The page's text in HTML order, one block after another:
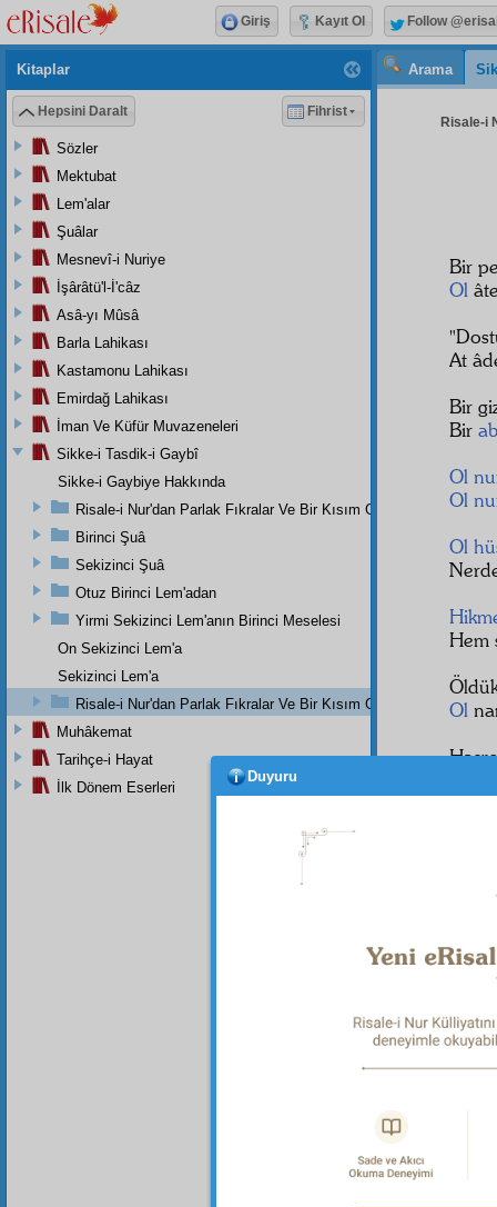
Arama
Risale-i
Bir
Ol
At
Bir
Bir
Ol
Ol
Ol
Hem
Ol
Bir
Kitaplar
Hepsini Daralt Fihrist
Sözler
Mektubat
Lem'alar
Şuâlar
Mesnevî-i Nuriye
İşârâtü'l-İ'câz
Asâ-yı Mûsâ
Barla Lahikası
Kastamonu Lahikası
Emirdağ Lahikası
İman Ve Küfür Muvazeneleri
Sikke-i Tasdik-i Gaybî
Sikke-i Gaybiye Hakkında
Risale-i Nur'dan Parlak Fıkralar Ve Bir Kısım Güzel Mektuplar
Birinci Şuâ
Sekizinci Şuâ
Otuz Birinci Lem'adan
Yirmi Sekizinci Lem'anın Birinci Meselesi
On Sekizinci Lem'a
Sekizinci Lem'a
Risale-i Nur'dan Parlak Fıkralar Ve Bir Kısım Güzel Mektuplar
Muhâkemat
Tarihçe-i Hayat
İlk Dönem Eserleri
Giriş Kayıt Ol Follow
Duyuru